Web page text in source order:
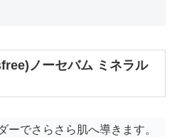
ノーセバム ミネラル
ーでさらさら肌へ導きます。